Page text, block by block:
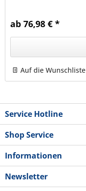
ab 76,98 € *
Auf die Wunschliste
Service Hotline
Shop Service
Informationen
Newsletter